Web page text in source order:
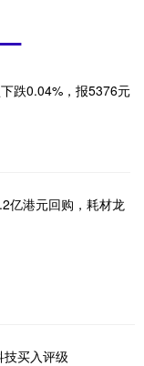
跌0.04%，报5376元
亿港元回购，耗材龙
买入评级